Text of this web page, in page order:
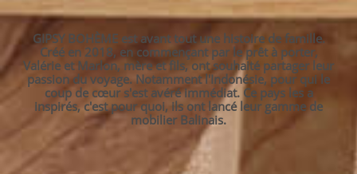
GIPSY BOHÈME est avant tout une histoire de famille.
Créé en 2018, en commençant par le prêt à porter,
Valérie et Marlon, mère et fils, ont souhaité partager leur
passion du voyage. Notamment l'Indonésie, pour qui le
coup de cœur s'est avéré immédiat. Ce pays les a
inspirés, c'est pour quoi, ils ont lancé leur gamme de
mobilier Balinais.